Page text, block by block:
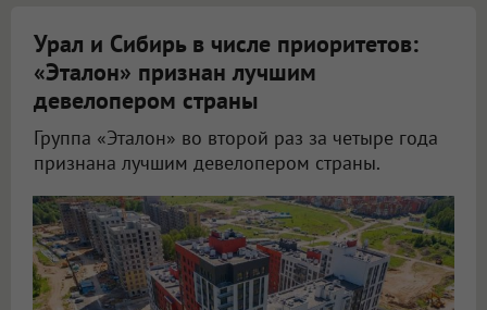
Урал и Сибирь в числе приоритетов:
«Эталон» признан лучшим
девелопером страны
Группа «Эталон» во второй раз за четыре года
признана лучшим девелопером страны.